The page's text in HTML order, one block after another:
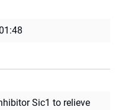
Sic1 to relieve